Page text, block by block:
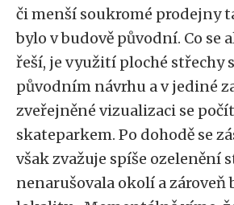
či menší soukromé prodejny
bylo v budově původní. Co se
řeší, je využití ploché střechy
původním návrhu a v jediné
zveřejněné vizualizaci se
skateparkem. Po dohodě se
však zvažuje spíše ozelenění
nenarušovala okolí a zároveň